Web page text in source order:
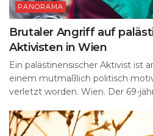
PANORAMA
Brutaler Angriff auf
Aktivisten in Wien
Ein palästinensischer Aktivist ist
einem mutmaßlich politisch
verletzt worden. Wien. Der 69-